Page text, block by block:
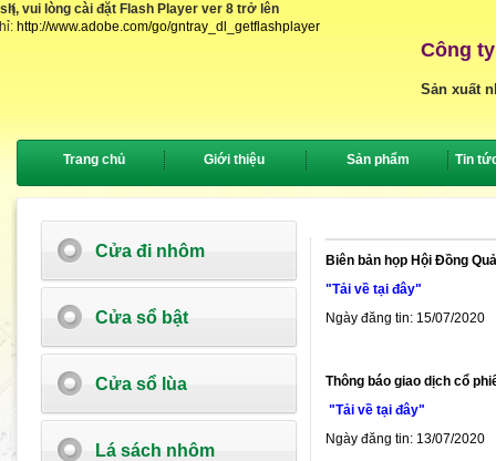
vui lòng cài đặt Flash Player ver 8 trở lên
http://www.adobe.com/go/gntray_dl_getflashplayer
{
Công
Sản xuất
Trang chủ Giới thiệu Sản phẩm Tin
Cửa đi nhôm
Cửa sổ bật
Cửa sổ lùa
Lá sách nhôm
Biên bản họp Hội Đồng
"Tải về tại đây"
Ngày đăng tin: 15/07/2020
Thông báo giao dịch cổ
"Tải về tại đây"
Ngày đăng tin: 13/07/2020